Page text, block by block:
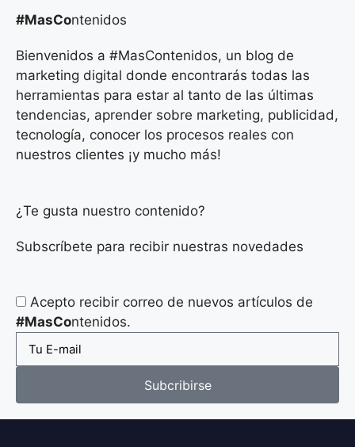
#MasContenidos
Bienvenidos a #MasContenidos, un blog de
marketing digital donde encontrarás todas las
herramientas para estar al tanto de las últimas
tendencias, aprender sobre marketing, publicidad,
tecnología, conocer los procesos reales con
nuestros clientes ¡y mucho más!
¿Te gusta nuestro contenido?
Subscríbete para recibir nuestras novedades
Acepto recibir correo de nuevos artículos de
#MasContenidos.
Subcribirse